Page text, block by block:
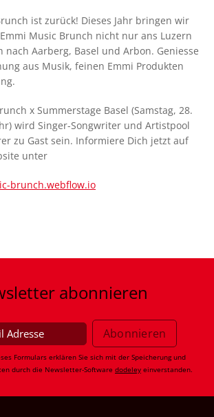
ist zurück! Dieses Jahr bringen wir
Music Brunch nicht nur ans Luzern
nach Aarberg, Basel und Arbon. Geniesse
aus Musik, feinen Emmi Produkten
x Summerstage Basel (Samstag, 28.
wird Singer-Songwriter und Artistpool
zu Gast sein. Informiere Dich jetzt auf
unter
brunch.webflow.io
abonnieren
Formulars erklären Sie sich mit der Speicherung und
durch die Newsletter-Software dodeley einverstanden.